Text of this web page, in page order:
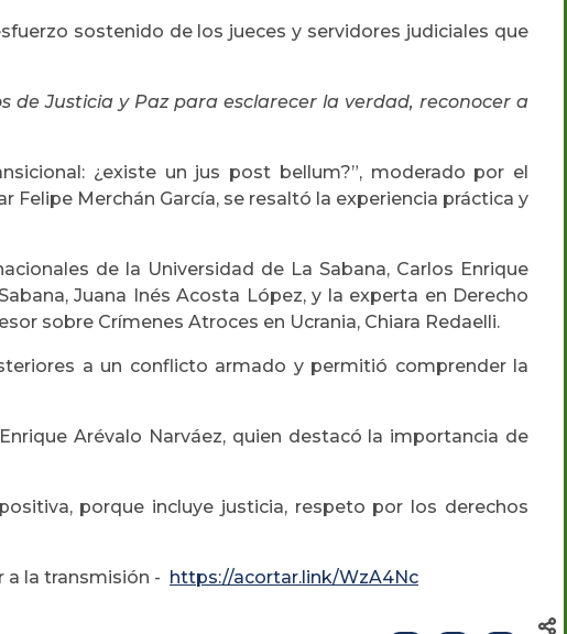
sostenido de los jueces y servidores judiciales que
Justicia y Paz para esclarecer la verdad, reconocer a
¿existe un jus post bellum?”, moderado por el
Merchán García, se resaltó la experiencia práctica y
de la Universidad de La Sabana, Carlos Enrique
Juana Inés Acosta López, y la experta en Derecho
sobre Crímenes Atroces en Ucrania, Chiara Redaelli.
a un conflicto armado y permitió comprender la
Arévalo Narváez, quien destacó la importancia de
porque incluye justicia, respeto por los derechos
a la transmisión - https://acortar.link/WzA4Nc